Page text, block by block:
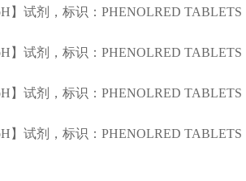
】试剂，标识：PHENOLRED
】试剂，标识：PHENOLRED
】试剂，标识：PHENOLRED
】试剂，标识：PHENOLRED